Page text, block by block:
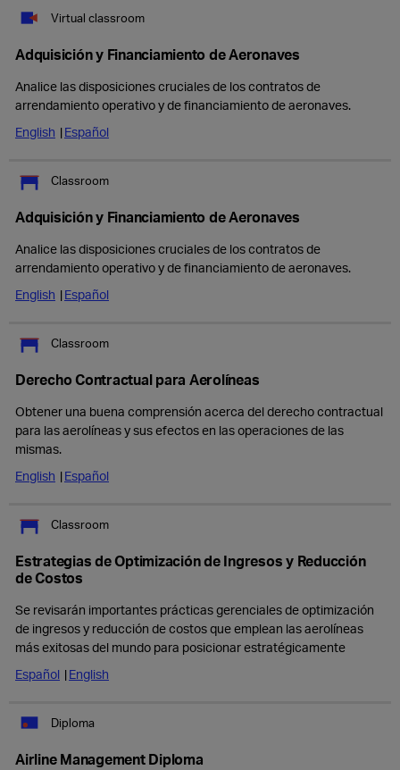
Virtual classroom
Adquisición y Financiamiento de Aeronaves
Analice las disposiciones cruciales de los contratos de
arrendamiento operativo y de financiamiento de aeronaves.
English
Español
Classroom
Adquisición y Financiamiento de Aeronaves
Analice las disposiciones cruciales de los contratos de
arrendamiento operativo y de financiamiento de aeronaves.
English
Español
Classroom
Derecho Contractual para Aerolíneas
Obtener una buena comprensión acerca del derecho contractual
para las aerolíneas y sus efectos en las operaciones de las
mismas.
English
Español
Classroom
Estrategias de Optimización de Ingresos y Reducción
de Costos
Se revisarán importantes prácticas gerenciales de optimización
de ingresos y reducción de costos que emplean las aerolíneas
más exitosas del mundo para posicionar estratégicamente
Español
English
Diploma
Airline Management Diploma